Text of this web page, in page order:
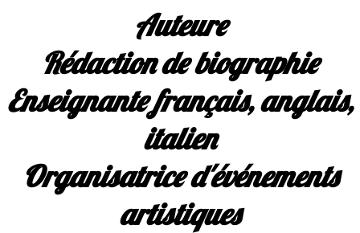
Auteure
Rédaction de biographie
Enseignante français, anglais,
italien
Organisatrice d'événements
artistiques